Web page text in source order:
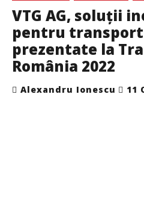
VTG AG, soluţii
pentru
prezentate la
România 2022
Alexandru Ionescu 11